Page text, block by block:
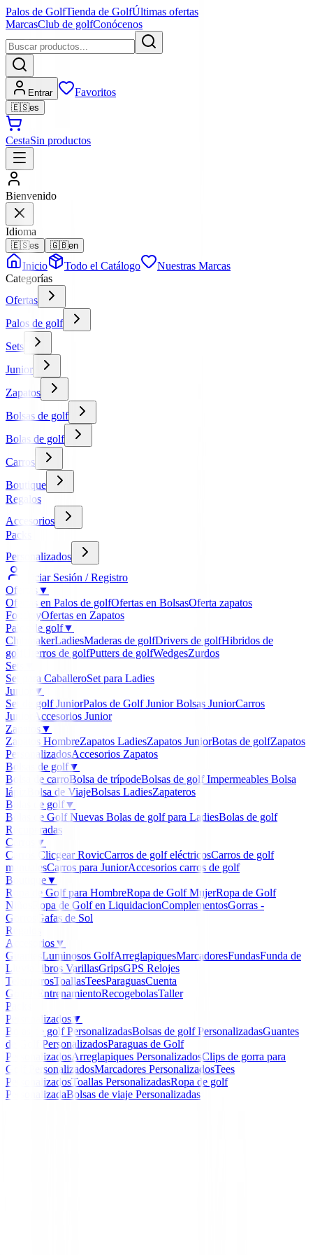
Palos de GolfTienda de GolfÚltimas ofertas
MarcasClub de golfConócenos
Entrar Favoritos
🇪🇸es
CestaSin productos
Bienvenido
Idioma
🇪🇸es 🇬🇧en
Inicio Todo el Catálogo
Nuestras Marcas
Categorías
Ofertas
Palos de golf
Sets
Junior
Zapatos
Bolsas de golf
Bolas de golf
Carros
Boutique
Regalos
Accesorios
Packs
Personalizados
Iniciar Sesión / Registro
Ofertas▼
Ofertas en Palos de golfOfertas en BolsasOferta zapatos
FootJoyOfertas en Zapatos
Palos de golf▼
ClubmakerLadiesMaderas de golfDrivers de golfHibridos de
golf
Hierros de golfPutters de golfWedgesZurdos
Sets
Set para CaballeroSet para Ladies
Junior
▼
Set de golf JuniorPalos de Golf JuniorBolsas JuniorCarros
Junior
Accesorios Junior
Zapatos▼
Zapatos HombreZapatos LadiesZapatos JuniorBotas de golfZapatos
PersonalizadosAccesorios Zapatos
Bolsas de golf▼
Bolsa de carroBolsa de trípodeBolsas de golf Impermeables Bolsa
lápiz
Bolsa de ViajeBolsas LadiesZapateros
Bolas de golf▼
Bolas de Golf Nuevas Bolas de golf para LadiesBolas de golf
Recuperadas
Carros
▼
Carros Clicgear RovicCarros de golf eléctricosCarros de golf
manualesCarros para JuniorAccesorios carros de golf
Boutique▼
Ropa de Golf para HombreRopa de Golf MujerRopa de Golf
Niños
Ropa de Golf en LiquidacionComplementosGorras -
Gorros
Gafas de Sol
Regalos
Accesorios▼
Guantes Luminosos GolfArreglapiquesMarcadoresFundasFunda de
Lluvia
Libros VarillasGripsGPS Relojes
TelemetrosToallasTeesParaguasCuenta
Golpes
EntrenamientoRecogebolasTaller
Packs
Personalizados▼
Bolas de golf PersonalizadasBolsas de golf PersonalizadasGuantes
de Golf PersonalizadosParaguas de Golf
PersonalizadosArreglapiques PersonalizadosClips de gorra para
Golf PersonalizadosMarcadores PersonalizadosTees
PersonalizadosToallas PersonalizadasRopa de golf
PersonalizadaBolsas de viaje Personalizadas